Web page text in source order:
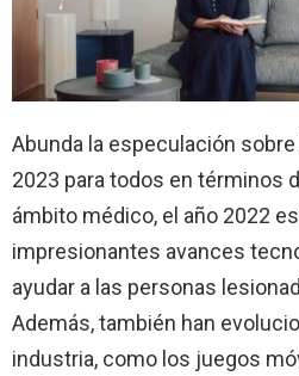
Abunda la especulación
2023 para todos en términos
ámbito médico, el año 2022
impresionantes avances
ayudar a las personas
Además, también han
industria, como los juegos